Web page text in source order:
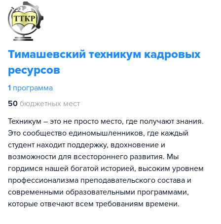
Тимашевский техникум кадровых
ресурсов
1 программа
50 бюджетных мест
Техникум – это не просто место, где получают знания.
Это сообщество единомышленников, где каждый
студент находит поддержку, вдохновение и
возможности для всестороннего развития. Мы
гордимся нашей богатой историей, высоким уровнем
профессионализма преподавательского состава и
современными образовательными программами,
которые отвечают всем требованиям времени.